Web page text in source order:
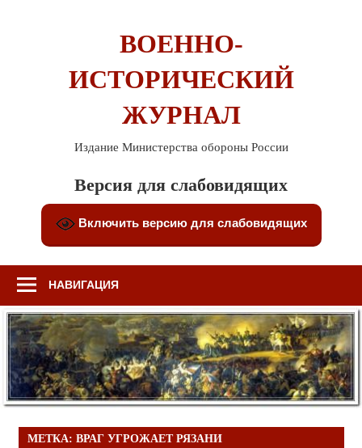
ВОЕННО-
ИСТОРИЧЕСКИЙ
ЖУРНАЛ
Издание Министерства обороны России
Версия для слабовидящих
Включить версию для слабовидящих
НАВИГАЦИЯ
МЕТКА: ВРАГ УГРОЖАЕТ РЯЗАНИ